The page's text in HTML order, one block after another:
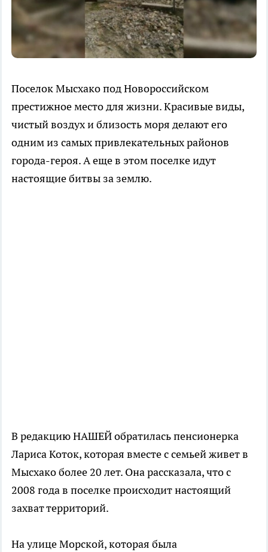
Поселок Мысхако под Новороссийском
престижное место для жизни. Красивые виды,
чистый воздух и близость моря делают его
одним из самых привлекательных районов
города-героя. А еще в этом поселке идут
настоящие битвы за землю.
В редакцию НАШЕЙ обратилась пенсионерка
Лариса Коток, которая вместе с семьей живет в
Мысхако более 20 лет. Она рассказала, что с
2008 года в поселке происходит настоящий
захват территорий.
На улице Морской, которая была